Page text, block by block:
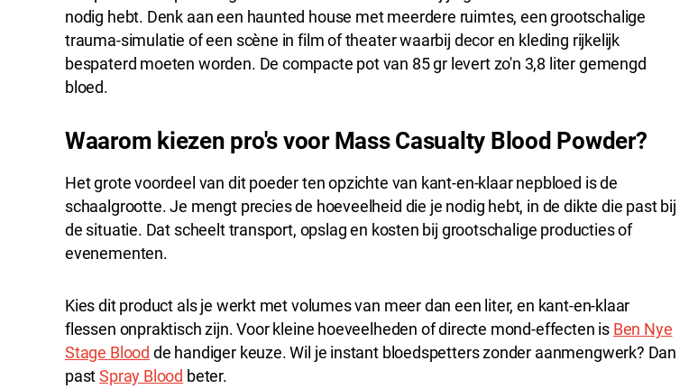
nodig hebt. Denk aan een haunted house met meerdere ruimtes, een grootschalige
trauma-simulatie of een scène in film of theater waarbij decor en kleding rijkelijk
bespaterd moeten worden. De compacte pot van 85 gr levert zo'n 3,8 liter gemengd
bloed.
Waarom kiezen pro's voor Mass Casualty Blood Powder?
Het grote voordeel van dit poeder ten opzichte van kant-en-klaar nepbloed is de
schaalgrootte. Je mengt precies de hoeveelheid die je nodig hebt, in de dikte die past bij
de situatie. Dat scheelt transport, opslag en kosten bij grootschalige producties of
evenementen.
Kies dit product als je werkt met volumes van meer dan een liter, en kant-en-klaar
flessen onpraktisch zijn. Voor kleine hoeveelheden of directe mond-effecten is Ben Nye
Stage Blood de handiger keuze. Wil je instant bloedspetters zonder aanmengwerk? Dan
pastSpray Blood beter.